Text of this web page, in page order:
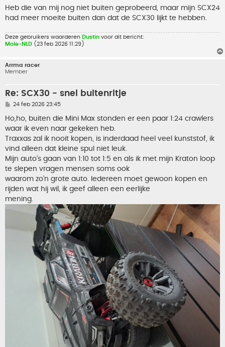
Heb die van mij nog niet buiten geprobeerd, maar mijn SCX24
had meer moeite buiten dan dat de SCX30 lijkt te hebben.
Deze gebruikers waarderen Dustin voor dit bericht:
Mole-NLD (23 feb 2026 11:29)
Arrma racer
Member
Re: SCX30 - snel buitenritje
B
r
c
h
24 feb 2026 23:45
Ho,ho, buiten die Mini Max stonden er een paar 1:24 crawlers
waar ik even naar gekeken heb.
Traxxas zal ik nooit kopen, is inderdaad heel veel kunststof, ik
vind alleen dat kleine spul niet leuk.
Mijn auto's gaan van 1:10 tot 1:5 en als ik met mijn Kraton loop
te slepen vragen mensen soms ook
waarom zo'n grote auto. Iedereen moet gewoon kopen en
rijden wat hij wil, ik geef alleen een eerlijke
mening.